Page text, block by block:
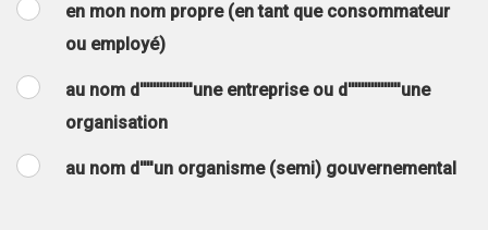
en mon nom propre (en tant que consommateur
ou employé)
au nom d''''''''''''''''une entreprise ou d''''''''''''''''une
organisation
au nom d''''un organisme (semi) gouvernemental